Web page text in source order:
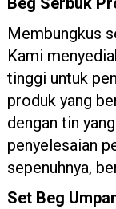
Membungkus
Kami
tinggi untuk
produk yang
dengan tin
penyelesaian
sepenuhnya,
Set Beg